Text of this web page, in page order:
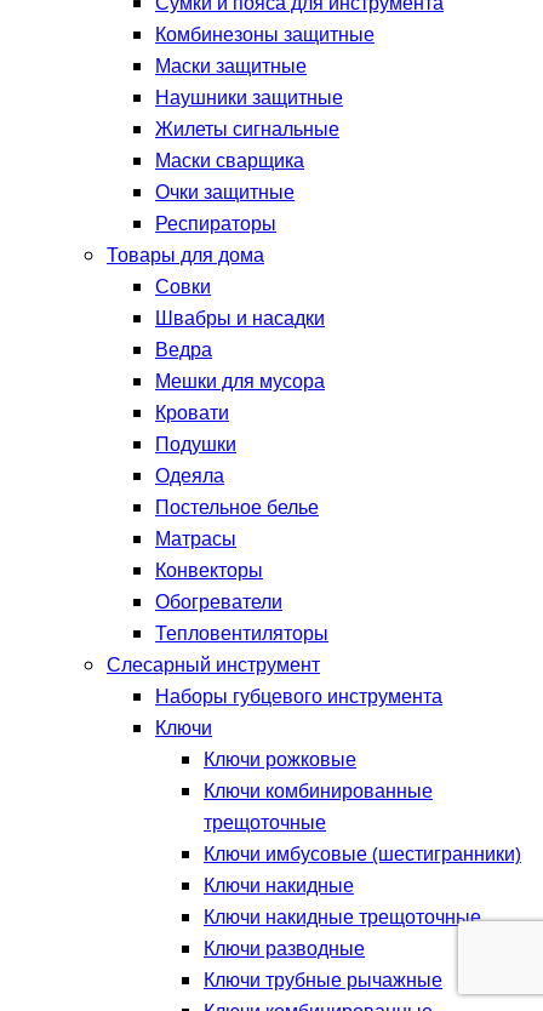
Комбинезоны защитные
Маски защитные
Наушники защитные
Жилеты сигнальные
Маски сварщика
Очки защитные
Респираторы
Товары для дома
Совки
Швабры и насадки
Ведра
Мешки для мусора
Кровати
Подушки
Одеяла
Постельное белье
Матрасы
Конвекторы
Обогреватели
Тепловентиляторы
Слесарный инструмент
Наборы губцевого инструмента
Ключи
Ключи рожковые
Ключи комбинированные
трещоточные
Ключи имбусовые (шестигранники)
Ключи накидные
Ключи накидные трещоточные
Ключи разводные
Ключи трубные рычажные